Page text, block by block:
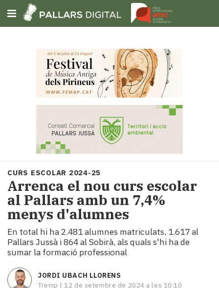
Subscriu-t'hi
Portada
Societat
Política
i
municipis
Economia
turisme
Cultura
Mai
tant!
CURS ESCOLAR 2024-25
Arrenca el nou curs escolar
al Pallars amb un 7,4%
menys d'alumnes
En total hi ha 2.481 alumnes matriculats, 1.617 al
Pallars Jussà i 864 al Sobirà, als quals s'hi ha de
sumar la formació professional
JORDI UBACH LLORENS
Tremp | 12 de setembre de 2024 a les 10:10